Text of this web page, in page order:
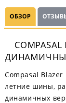
ОБЗОР
Compasal Blazer
летние шины,
динамичных